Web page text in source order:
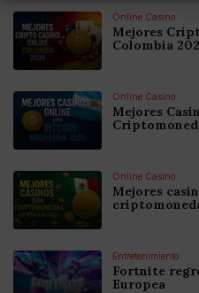
Online Casino
Mejores
Colombia
Online Casino
Mejores
Online Casino
Mejores
Entretenimiento
Fortnite
Europea